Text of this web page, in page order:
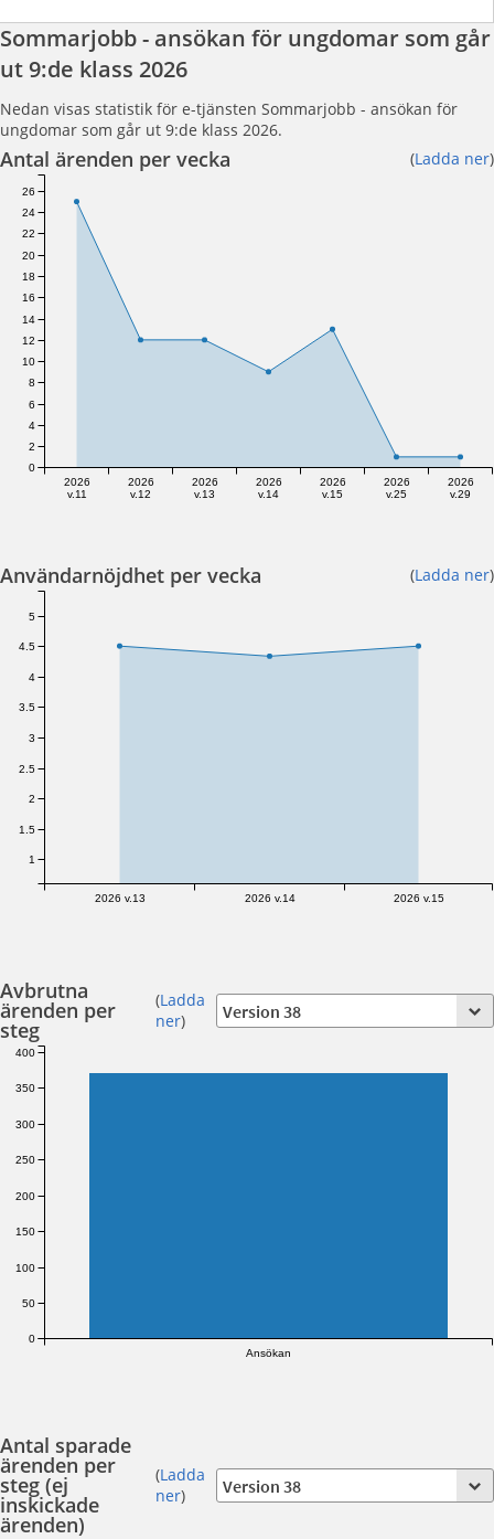
Sommarjobb - ansökan för ungdomar som går
ut 9:de klass 2026
Nedan visas statistik för e-tjänsten Sommarjobb - ansökan för
ungdomar som går ut 9:de klass 2026.
Antal ärenden per vecka (Ladda ner)
2026
v.11
2026
v.12
2026
v.13
2026
v.14
2026
v.15
2026
v.25
2026
v.29
0
2
4
6
8
10
12
14
16
18
20
22
24
26
Användarnöjdhet per vecka (Ladda ner)
2026 v.13 2026 v.14 2026 v.15
1
1.5
2
2.5
3
3.5
4
4.5
5
Avbrutna
ärenden per
steg
(Ladda
ner)
Ansökan
0
50
100
150
200
250
300
350
400
Antal sparade
ärenden per
steg (ej
inskickade
ärenden)
(Ladda
ner)